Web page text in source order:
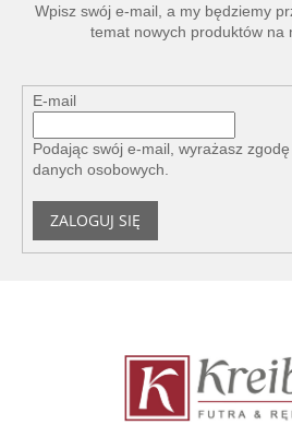
i
s
y
Wpisz swój e-mail, a my będziemy
temat nowych produktów na
E-mail
Podając swój e-mail, wyrażasz
danych osobowych.
ZALOGUJ SIĘ